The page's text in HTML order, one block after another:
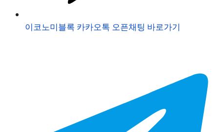
이코노미블록 카카오톡 오픈채팅 바로가기